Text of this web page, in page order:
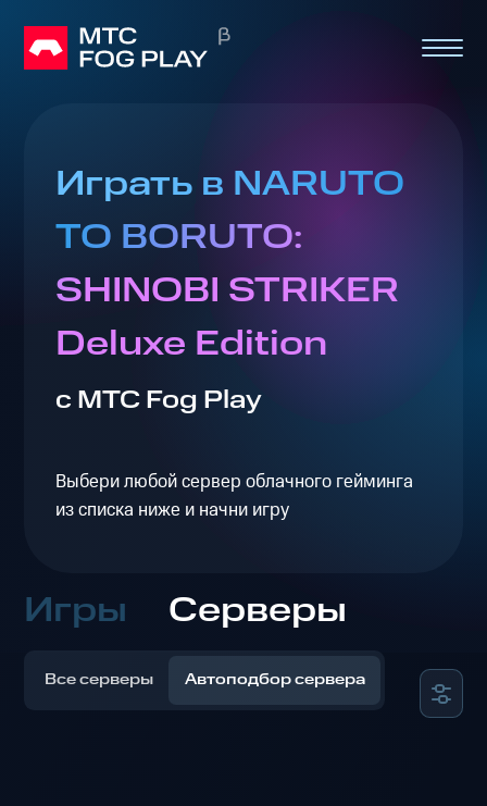
Играть в NARUTO
TO BORUTO:
SHINOBI STRIKER
Deluxe Edition
с МТС Fog Play
Выбери любой сервер облачного гейминга
из списка ниже и начни игру
Игры Серверы
Все серверы Автоподбор сервера